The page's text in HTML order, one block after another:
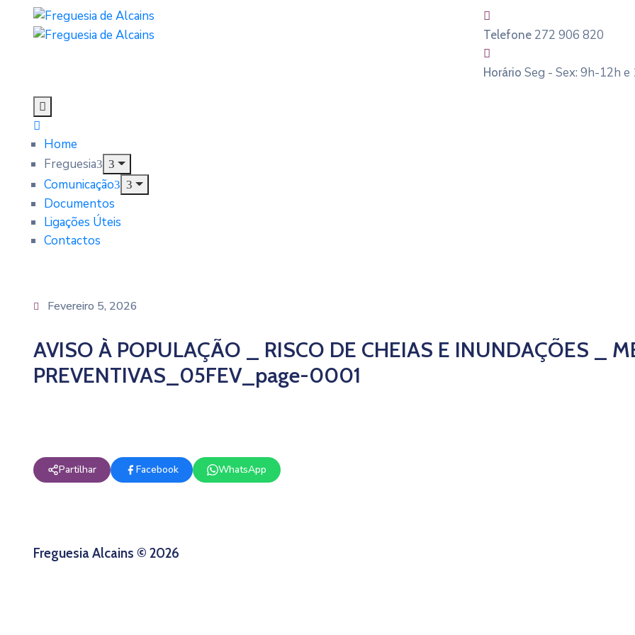
Telefone 272 906 820
Horário Seg - Sex: 9h-12h
Home
Freguesia
Comunicação
Documentos
Ligações Úteis
Contactos
Fevereiro 5, 2026
AVISO À POPULAÇÃO _ RISCO DE CHEIAS E INUNDAÇÕES _
PREVENTIVAS_05FEV_page-0001
Partilhar Facebook WhatsApp
Freguesia Alcains © 2026